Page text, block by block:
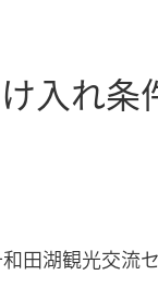
入れ条
田湖観光交流